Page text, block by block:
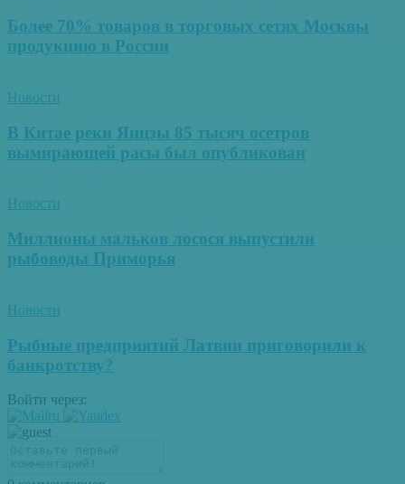
Более 70% товаров в торговых сетях Москвы
продукцию в России
Новости
В Китае реки Янцзы 85 тысяч осетров
вымирающей расы был опубликован
Новости
Миллионы мальков лосося выпустили
рыбоводы Приморья
Новости
Рыбные предприятий Латвии приговорили к
банкротству?
Войти через: